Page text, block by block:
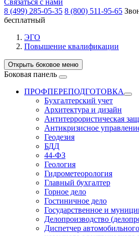
Связаться с нами
8 (499) 285-05-35 8 (800) 511-95-65
бесплатный
ЭГО
Повышение квалификации
Открыть боковое меню
Боковая панель
ПРОФПЕРЕПОДГОТОВКА
Бухгалтерский учет
Архитектура и дизайн
Антитеррористическая
Антикризисное
Геодезия
БДД
44-ФЗ
Геология
Гидрометеорология
Главный бухгалтер
Горное дело
Гостиничное дело
Государственное и
Делопроизводство
Диспетчер